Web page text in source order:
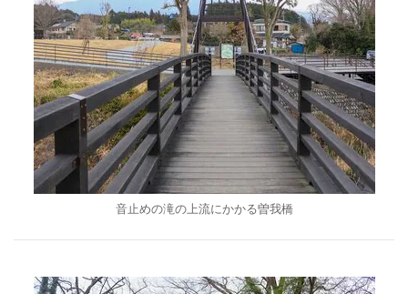
音止めの滝の上流にかかる曽我橋